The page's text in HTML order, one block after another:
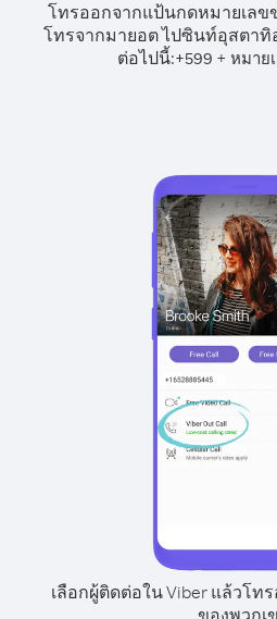
โทรออกจากแป้นกดหมายเลข
โทรจากมายอต ไปซินท์อุสตาทิ
ต่อไปนี้:+599 + หมาย
เลือกผู้ติดต่อใน Viber แล้วโ
ของพวกเ